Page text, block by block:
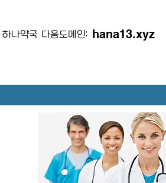
하나약국 다음도메인: hana13.xyz